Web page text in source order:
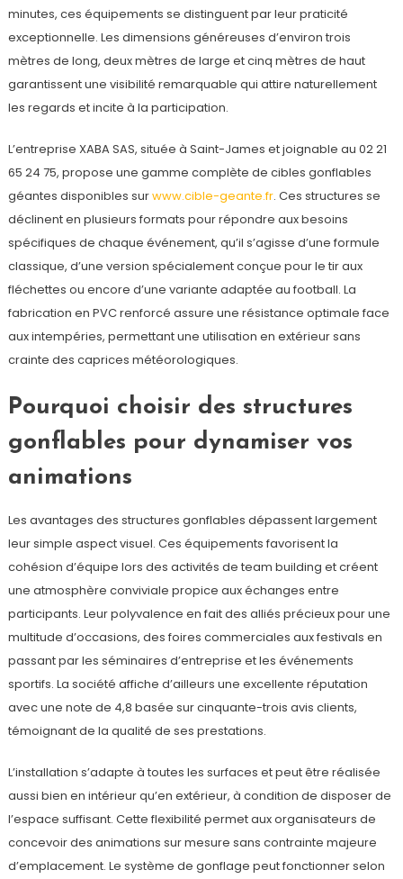
minutes, ces équipements se distinguent par leur praticité
exceptionnelle. Les dimensions généreuses d’environ trois
mètres de long, deux mètres de large et cinq mètres de haut
garantissent une visibilité remarquable qui attire naturellement
les regards et incite à la participation.
L’entreprise XABA SAS, située à Saint-James et joignable au 02 21
65 24 75, propose une gamme complète de cibles gonflables
géantes disponibles surwww.cible-geante.fr. Ces structures se
déclinent en plusieurs formats pour répondre aux besoins
spécifiques de chaque événement, qu’il s’agisse d’une formule
classique, d’une version spécialement conçue pour le tir aux
fléchettes ou encore d’une variante adaptée au football. La
fabrication en PVC renforcé assure une résistance optimale face
aux intempéries, permettant une utilisation en extérieur sans
crainte des caprices météorologiques.
Pourquoi choisir des structures
gonflables pour dynamiser vos
animations
Les avantages des structures gonflables dépassent largement
leur simple aspect visuel. Ces équipements favorisent la
cohésion d’équipe lors des activités de team building et créent
une atmosphère conviviale propice aux échanges entre
participants. Leur polyvalence en fait des alliés précieux pour une
multitude d’occasions, des foires commerciales aux festivals en
passant par les séminaires d’entreprise et les événements
sportifs. La société affiche d’ailleurs une excellente réputation
avec une note de 4,8 basée sur cinquante-trois avis clients,
témoignant de la qualité de ses prestations.
L’installation s’adapte à toutes les surfaces et peut être réalisée
aussi bien en intérieur qu’en extérieur, à condition de disposer de
l’espace suffisant. Cette flexibilité permet aux organisateurs de
concevoir des animations sur mesure sans contrainte majeure
d’emplacement. Le système de gonflage peut fonctionner selon